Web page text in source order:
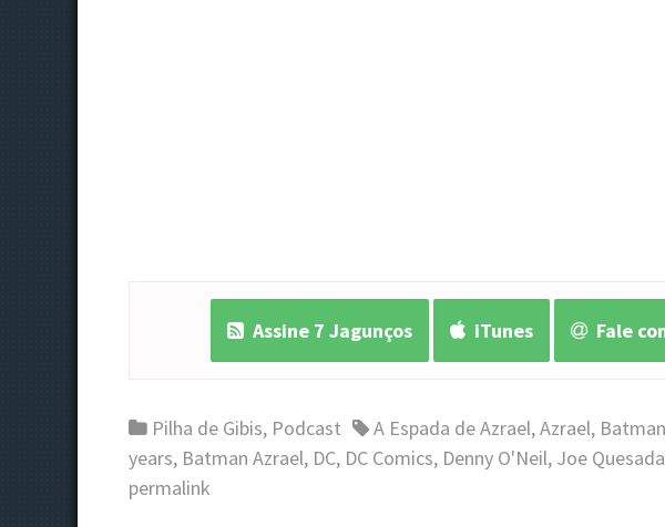
Assine 7 Jagunços iTunes Fale
Pilha de Gibis, Podcast A Espada de Azrael,Azrael, Batman
years, Batman Azrael, DC, DC Comics, Denny O'Neil, Joe Quesada
permalink